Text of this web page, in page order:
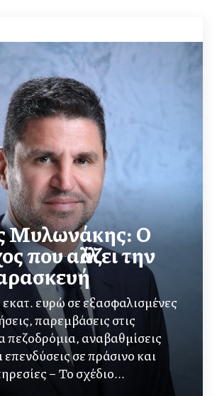
Μυλωνάκης: Ο
που αλλάζει την
ευρώ σε εξασφαλισμένες
παρεμβάσεις στις
πεζοδρόμια, αναβαθμίσεις
επενδύσεις σε πράσινο και
– Το σχέδιο...